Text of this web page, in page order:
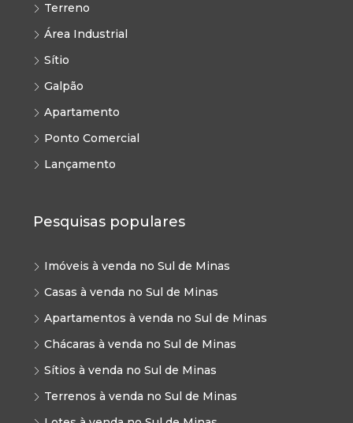
Terreno
Área Industrial
Sítio
Galpão
Apartamento
Ponto Comercial
Lançamento
Pesquisas populares
Imóveis à venda no Sul de Minas
Casas à venda no Sul de Minas
Apartamentos à venda no Sul de Minas
Chácaras à venda no Sul de Minas
Sítios à venda no Sul de Minas
Terrenos à venda no Sul de Minas